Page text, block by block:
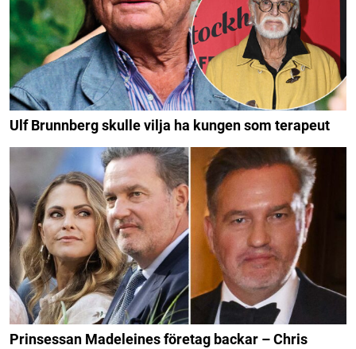
Ulf Brunnberg skulle vilja ha kungen som terapeut
Prinsessan Madeleines företag backar – Chris